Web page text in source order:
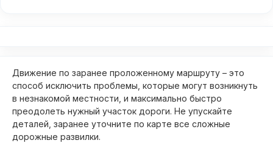
Движение по заранее проложенному маршруту – это
способ исключить проблемы, которые могут возникнуть
в незнакомой местности, и максимально быстро
преодолеть нужный участок дороги. Не упускайте
деталей, заранее уточните по карте все сложные
дорожные развилки.